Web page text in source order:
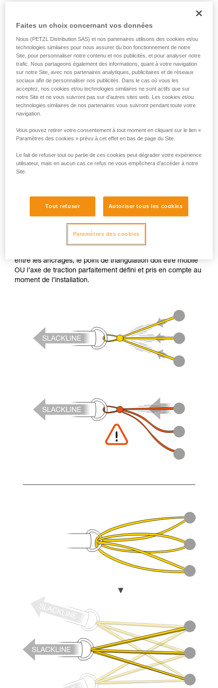
Répartition des efforts : multiplier les ancrages
L’installation doit permettre aux ancrages de prendre en
ancrages par triangulation, la règle de base étant que plus
l’angle est fermé mieux la charge est répartie. Plus les
entre les ancrages, le point de triangulation doit être mobile
OU l’axe de traction parfaitement défini et pris en compte au
moment de l’installation.
Faites un choix concernant vos données
Nous (PETZL Distribution SAS) et nos partenaires utilisons des cookies et/ou
technologies similaires pour nous assurer du bon fonctionnement de notre
Site, pour personnaliser notre contenu et nos publicités, et pour analyser notre
trafic. Nous partageons également des informations, quant à votre navigation
sur notre Site, avec nos partenaires analytiques, publicitaires et de réseaux
sociaux afin de personnaliser nos publicités. Dans le cas où vous les
acceptez, nos cookies et/ou technologies similaires ne sont actifs que sur
notre Site et ne vous suivront pas sur d’autres sites web. Les cookies et/ou
technologies similaires de nos partenaires vous suivront pendant toute votre
navigation.
Vous pouvez retirer votre consentement à tout moment en cliquant sur le lien «
Paramètres des cookies » prévu à cet effet en bas de page du Site.
Le fait de refuser tout ou partie de ces cookies peut dégrader votre expérience
utilisateur, mais en aucun cas ce refus ne vous empêchera d’accéder à notre
Site.
Tout refuser Autoriser tous les cookies
Paramètres des cookies